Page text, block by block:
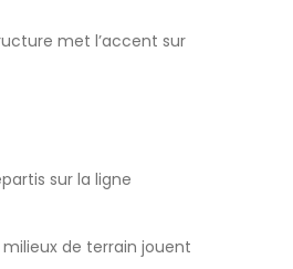
met l’accent sur
sur la ligne
milieux de terrain jouent